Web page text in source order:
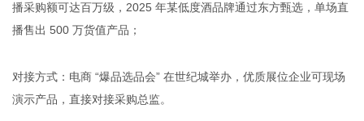
播采购额可达百万级，2025 年某低度酒品牌通过东方甄选，单场直
播售出 500 万货值产品；
对接方式：电商 “爆品选品会” 在世纪城举办，优质展位企业可现场
演示产品，直接对接采购总监。